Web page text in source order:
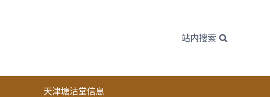
站内搜索
天津塘沽堂信息